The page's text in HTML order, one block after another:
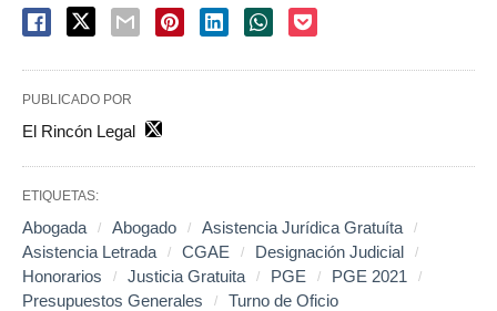
PUBLICADO POR
El Rincón Legal
ETIQUETAS:
Abogada Abogado
Asistencia Jurídica Gratuíta
Asistencia Letrada
CGAE
Designación Judicial
Honorarios
Justicia Gratuita PGE
PGE 2021
Presupuestos Generales
Turno de Oficio